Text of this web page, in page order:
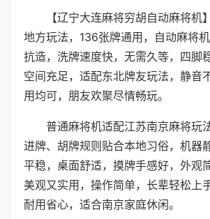
【辽宁大连麻将穷胡自动麻将机
地方玩法，136张牌通用，自动麻将
抗造，洗牌速度快，无需久等，四脚
空间充足，适配东北牌友玩法，静音
用均可，朋友欢聚尽情畅玩。
普通麻将机适配江苏南京麻将玩
进牌、胡牌规则贴合本地习俗，机器
平稳，桌面舒适，摸牌手感好，外观
美观又实用，操作简单，长辈轻松上
耐用省心，适合南京家庭休闲。